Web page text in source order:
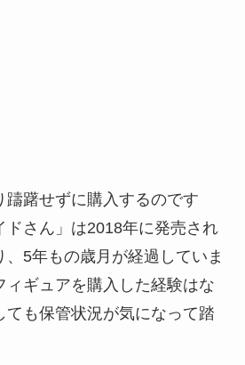
躇せずに購入するのです
ドさん」は2018年に発売され
、5年もの歳月が経過していま
ィギュアを購入した経験はな
ても保管状況が気になって踏